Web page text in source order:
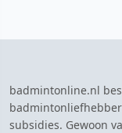
badmintonline.nl
subsidies. Gewoon